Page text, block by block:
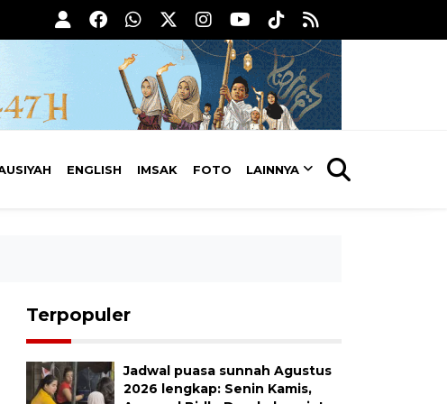
ENGLISH IMSAK FOTO LAINNYA
Terpopuler
Jadwal puasa sunnah Agustus
2026 lengkap: Senin Kamis,